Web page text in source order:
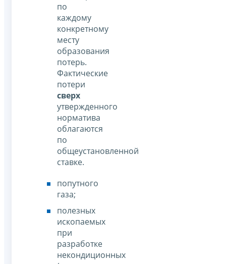
по
каждому
конкретному
месту
образования
потерь.
Фактические
потери
сверх
утвержденного
норматива
облагаются
по
общеустановленной
ставке.
попутного
газа;
полезных
ископаемых
при
разработке
некондиционных